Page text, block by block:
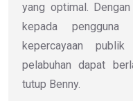
yang optimal.
kepada
kepercayaan
pelabuhan dapat
tutup Benny.